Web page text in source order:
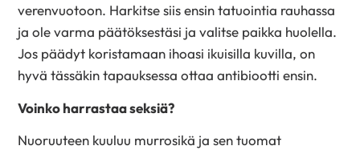
verenvuotoon. Harkitse siis ensin tatuointia rauhassa
ja ole varma päätöksestäsi ja valitse paikka huolella.
Jos päädyt koristamaan ihoasi ikuisilla kuvilla, on
hyvä tässäkin tapauksessa ottaa antibiootti ensin.
Voinko harrastaa seksiä?
Nuoruuteen kuuluu murrosikä ja sen tuomat